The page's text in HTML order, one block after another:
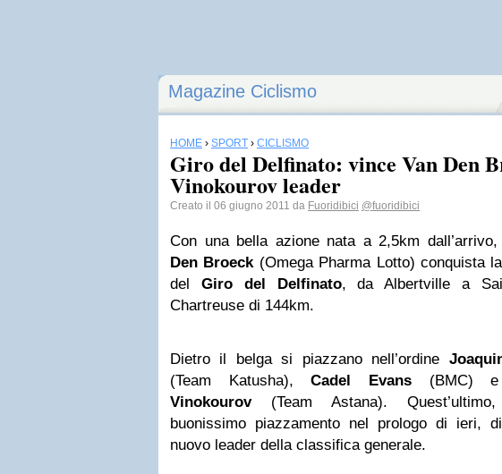
Magazine Ciclismo
HOME › SPORT › CICLISMO
Giro del Delfinato: vince Van Den
Vinokourov leader
Creato il 06 giugno 2011 da Fuoridibici @fuoridibici
Con una bella azione nata a 2,5km
Den Broeck(Omega Pharma Lotto) conquista
del Giro del Delfinato, da Albertville a
Chartreuse di 144km.
Dietro il belga si piazzano nell’ordine
(Team Katusha),Cadel Evans (BMC)
Vinokourov(Team Astana).
buonissimo piazzamento nel prologo di ieri,
nuovo leader della classifica generale.